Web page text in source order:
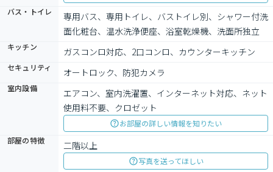
バス・トイレ
専用バス、専用トイレ、バストイレ別、シャワー付洗
面化粧台、温水洗浄便座、浴室乾燥機、洗面所独立
キッチン ガスコンロ対応、2口コンロ、カウンターキッチン
セキュリティ オートロック、防犯カメラ
室内設備
エアコン、室内洗濯置、インターネット対応、ネット
使用料不要、クロゼット
お部屋の詳しい情報を知りたい
部屋の特徴
二階以上
写真を送ってほしい